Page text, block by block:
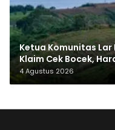
Ketua Komunitas
Klaim Cek Bocek,
Makam Leluhur
4 Agustus 2026